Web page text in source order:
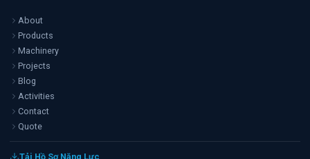
About
Products
Machinery
Projects
Blog
Activities
Contact
Quote
Tải Hồ Sơ Năng Lực